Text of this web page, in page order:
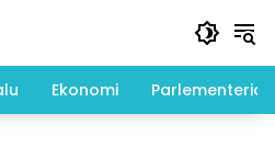
Ekonomi Parlementeria